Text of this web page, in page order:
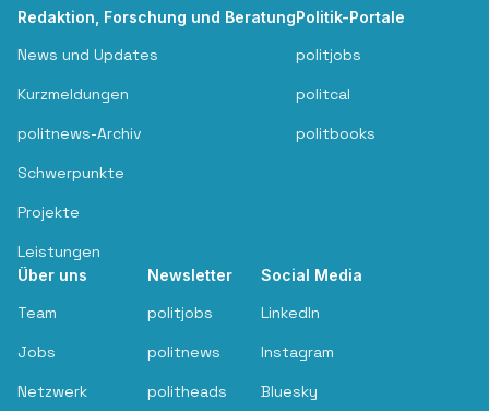
Redaktion, Forschung und Beratung
News und Updates
Kurzmeldungen
politnews-Archiv
Schwerpunkte
Projekte
Leistungen
Politik-Portale
politjobs
politcal
politbooks
Über uns
Team
Jobs
Netzwerk
Newsletter
politjobs
politnews
politheads
Social Media
LinkedIn
Instagram
Bluesky